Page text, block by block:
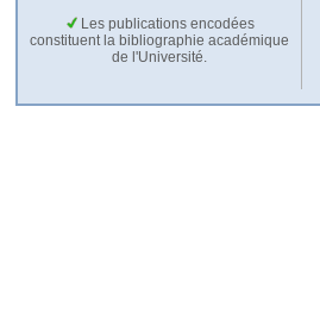
Les publications encodées
constituent la bibliographie académique
de l'Université.